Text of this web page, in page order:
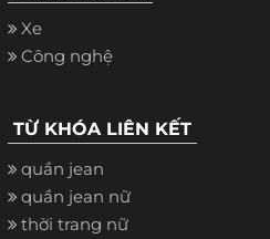
Xe
Công nghệ
TỪ KHÓA LIÊN KẾT
quần jean
quần jean nữ
thời trang nữ